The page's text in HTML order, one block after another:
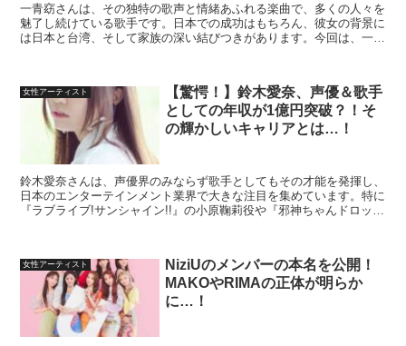
一青窈さんは、その独特の歌声と情緒あふれる楽曲で、多くの人々を
魅了し続けている歌手です。日本での成功はもちろん、彼女の背景に
は日本と台湾、そして家族の深い結びつきがあります。今回は、一青
女性アーティスト
【驚愕！】鈴木愛奈、声優＆歌手
としての年収が1億円突破？！そ
の輝かしいキャリアとは…！
鈴木愛奈さんは、声優界のみならず歌手としてもその才能を発揮し、
日本のエンターテインメント業界で大きな注目を集めています。特に
『ラブライブ!サンシャイン!!』の小原鞠莉役や『邪神ちゃんドロップ
女性アーティスト
NiziUのメンバーの本名を公開！
MAKOやRIMAの正体が明らか
に…！